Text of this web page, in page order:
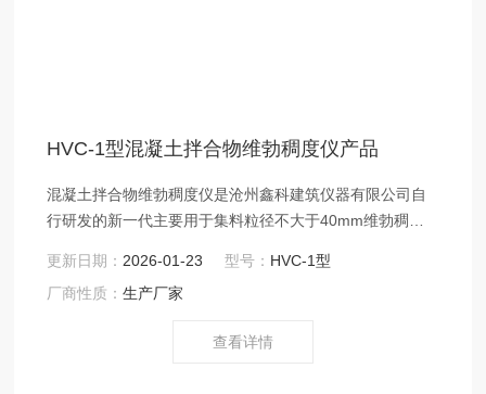
HVC-1型混凝土拌合物维勃稠度仪产品
混凝土拌合物维勃稠度仪是沧州鑫科建筑仪器有限公司自
行研发的新一代主要用于集料粒径不大于40mm维勃稠度
勃稠度仪产品符合GB/T 50080、JG/T248-2009、JG/T
250-2009、JB3043 SL352 ASTMC143、JTG E30和
更新日期： 2026-01-23 型号： HVC-1型
厂商性质：生产厂家
查看详情